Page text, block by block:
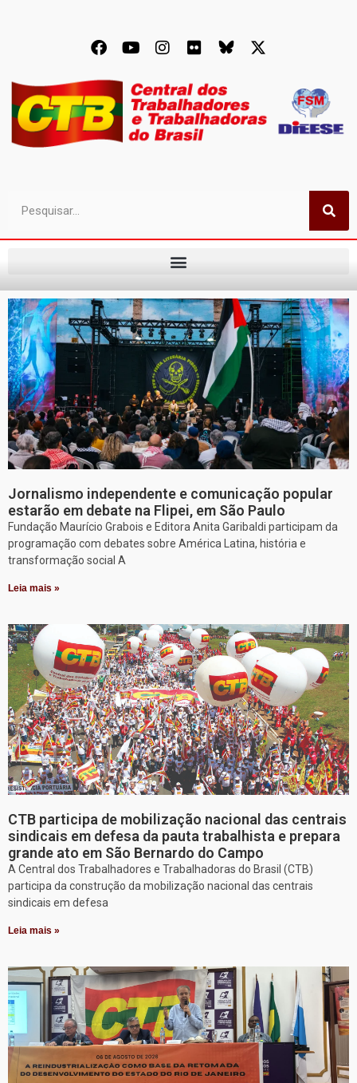
Jornalismo independente e comunicação popular
estarão em debate na Flipei, em São Paulo
Fundação Maurício Grabois e Editora Anita Garibaldi participam da
programação com debates sobre América Latina, história e
transformação social A
Leia mais »
CTB participa de mobilização nacional das centrais
sindicais em defesa da pauta trabalhista e prepara
grande ato em São Bernardo do Campo
A Central dos Trabalhadores e Trabalhadoras do Brasil (CTB)
participa da construção da mobilização nacional das centrais
sindicais em defesa
Leia mais »